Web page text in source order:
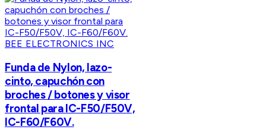
BEE ELECTRONICS INC
Funda de Nylon, lazo-
cinto, capuchón con
broches / botones y visor
frontal para IC-F50/F50V,
IC-F60/F60V.